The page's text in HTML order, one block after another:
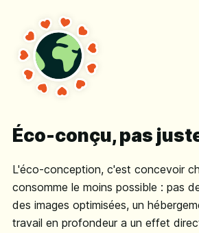
Éco-conçu, pas
L'éco-conception, c'est concevoir
consomme le moins possible : pas
des images optimisées, un
travail en profondeur a un effet